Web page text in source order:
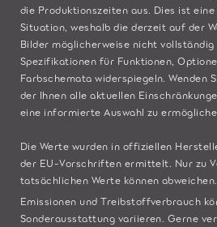
die Produktionszeiten aus. Dies ist
Situation, weshalb die derzeit auf der
Bilder möglicherweise nicht
Spezifikationen für Funktionen,
Farbschemata widerspiegeln. Wenden
der Ihnen alle aktuellen
eine informierte Auswahl zu
Die Werte wurden in offiziellen
der EU-Vorschriften ermittelt. Nur zu
tatsächlichen Werte können
Emissionen und Treibstoffverbrauch
Sonderausstattung variieren. Gerne